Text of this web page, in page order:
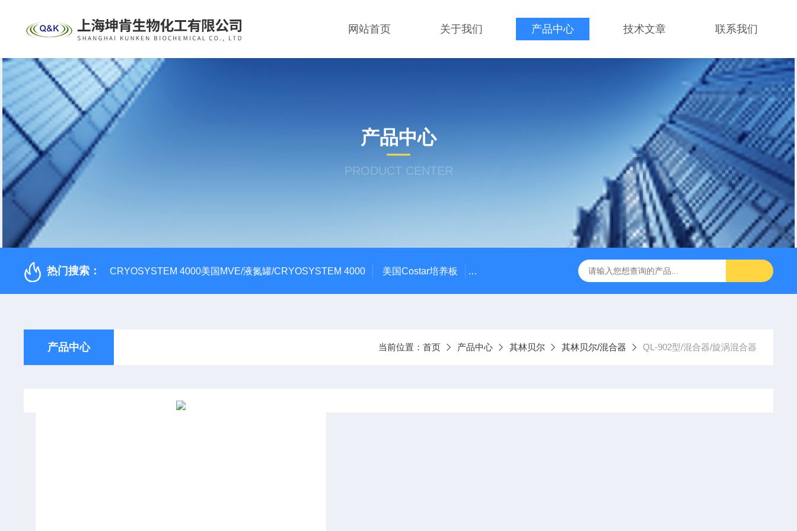
网站首页 关于我们 产品中心 技术文章 联系我们
产品中心
PRODUCT CENTER
热门搜索： CRYOSYSTEM 4000美国MVE/液氮罐/CRYOSYSTEM 4000 美国Costar培养板 美国Corning 384孔细胞培养板 安捷伦Agilent色谱柱清单1 产品价格
产品中心 当前位置： 首页 产品中心 其林贝尔 其林贝尔/混合器 QL-902型/混合器/旋涡混合器